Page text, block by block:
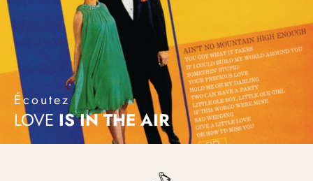
Écoutez
LOVE IS IN THE AIR